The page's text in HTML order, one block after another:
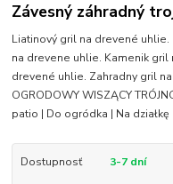
Závesný záhradný
Liatinový gril na drevené
na drevene uhlie. Kamenik
drevené uhlie. Zahradny gril
OGRODOWY WISZĄCY
patio | Do ogródka | Na działkę
Dostupnosť 3-7 dní